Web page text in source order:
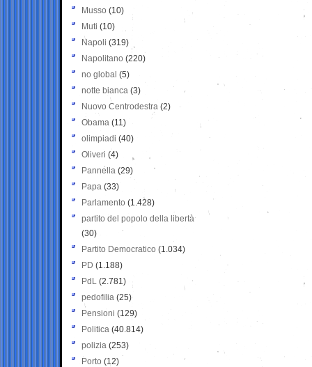
Musso (10)
Muti (10)
Napoli (319)
Napolitano (220)
no global (5)
notte bianca (3)
Nuovo Centrodestra (2)
Obama (11)
olimpiadi (40)
Oliveri (4)
Pannella (29)
Papa (33)
Parlamento (1.428)
partito del popolo della libertà
(30)
Partito Democratico (1.034)
PD (1.188)
PdL (2.781)
pedofilia (25)
Pensioni (129)
Politica (40.814)
polizia (253)
Porto (12)